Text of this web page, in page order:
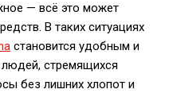
— всё это может
В таких ситуациях
становится удобным и
стремящихся
без лишних хлопот и